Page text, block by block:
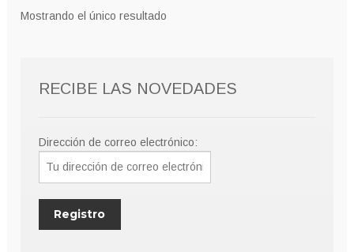
Mostrando el único resultado
RECIBE LAS NOVEDADES
Dirección de correo electrónico: